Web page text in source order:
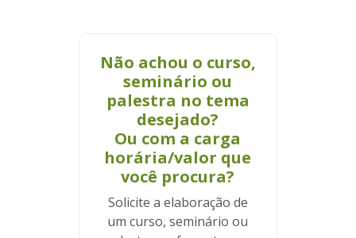
Não achou o curso,
seminário ou
palestra no tema
desejado?
Ou com a carga
horária/valor que
você procura?
Solicite a elaboração de
um curso, seminário ou